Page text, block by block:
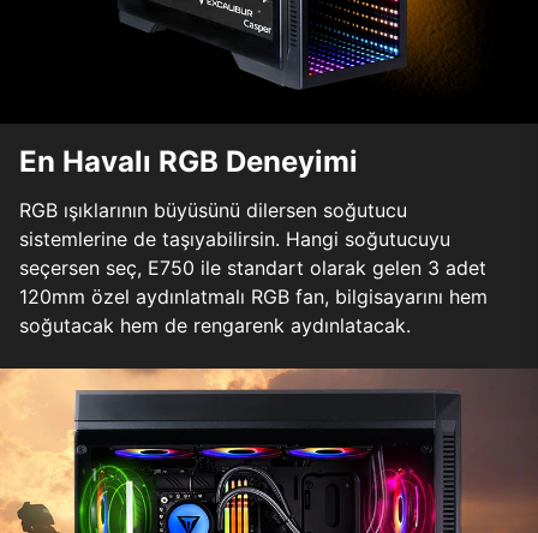
En Havalı RGB Deneyimi
RGB ışıklarının büyüsünü dilersen soğutucu
sistemlerine de taşıyabilirsin. Hangi soğutucuyu
seçersen seç, E750 ile standart olarak gelen 3 adet
120mm özel aydınlatmalı RGB fan, bilgisayarını hem
soğutacak hem de rengarenk aydınlatacak.